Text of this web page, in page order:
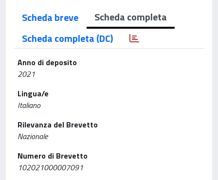
Scheda breve
Scheda completa
Scheda completa (DC)
Anno di deposito
2021
Lingua/e
Italiano
Rilevanza del Brevetto
Nazionale
Numero di Brevetto
102021000007091